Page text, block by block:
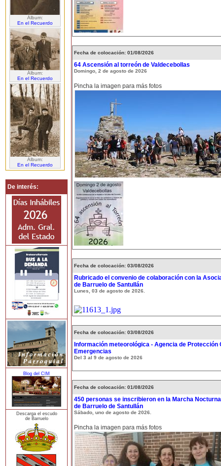
Álbum:
En el Recuerdo
Álbum:
En el Recuerdo
Álbum:
En el Recuerdo
De interés:
Blog del CIM
Descarga el escudo
de Barruelo
Fecha de colocación: 01/08/2026
64 Ascensión al torreón de Valdecebollas
Domingo, 2 de agosto de 2026
Pincha la imagen para más fotos
Fecha de colocación: 03/08/2026
Rubricado el convenio de colaboración con la
de Barruelo de Santullán
Lunes, 03 de agosto de 2026.
Fecha de colocación: 03/08/2026
Información meteorológica - Agencia de Protección
Emergencias
Del 3 al 9 de agosto de 2026
Fecha de colocación: 01/08/2026
450 personas se inscribieron en la Marcha
de Barruelo de Santullán
Sábado, uno de agosto de 2026.
Pincha la imagen para más fotos